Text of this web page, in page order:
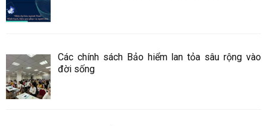
Các chính sách Bảo hiểm lan tỏa sâu rộng vào
đời sống